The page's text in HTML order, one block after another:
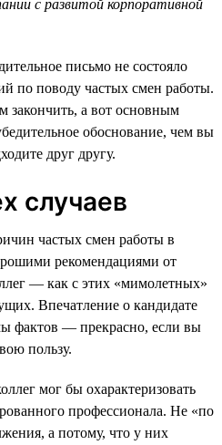
с развитой корпоративной
письмо не состояло
по поводу частых смен работы.
закончить, а вот основным
обоснование, чем вы
друг другу.
случаев
частых смен работы в
рекомендациями от
— как с этих «мимолетных»
Впечатление о кандидате
фактов — прекрасно, если вы
пользу.
мог бы охарактеризовать
профессионала. Не «по
а потому, что у них